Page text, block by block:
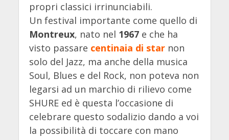
propri classici irrinunciabili.
Un festival importante come quello di
Montreux, nato nel 1967e che ha
visto passare centinaia di starnon
solo del Jazz, ma anche della musica
Soul, Blues e del Rock, non poteva non
legarsi ad un marchio di rilievo come
SHURE ed è questa l’occasione di
celebrare questo sodalizio dando a voi
la possibilità di toccare con mano